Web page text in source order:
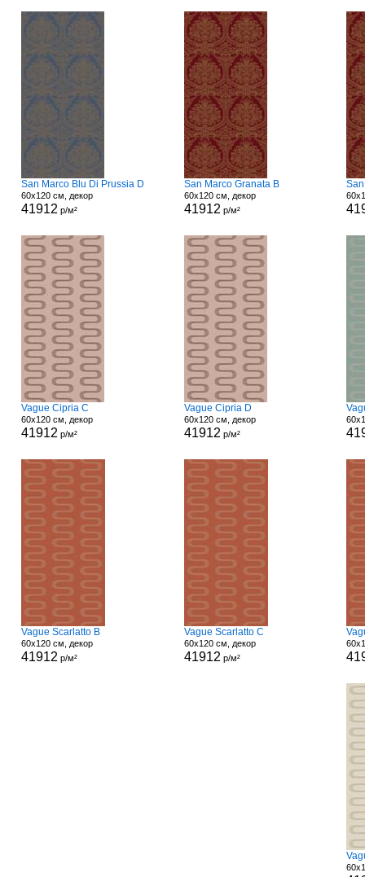
San Marco Blu Di Prussia D
60x120 см, декор
41912 р/м²
San Marco Granata B
60x120 см, декор
41912 р/м²
Vague Cipria C
60x120 см, декор
41912 р/м²
Vague Cipria D
60x120 см, декор
41912 р/м²
Vague Scarlatto B
60x120 см, декор
41912 р/м²
Vague Scarlatto C
60x120 см, декор
41912 р/м²